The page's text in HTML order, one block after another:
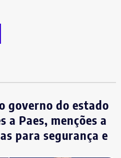
governo do estado
a Paes, menções a
para segurança e